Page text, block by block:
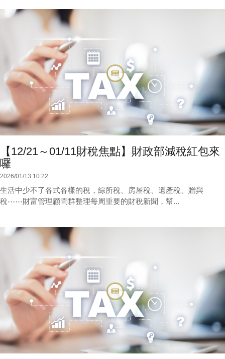
【12/21～01/11財稅焦點】財政部減稅紅包來
囉
2026/01/13 10:22
生活中少不了各式各樣的稅，綜所稅、房屋稅、遺產稅、贈與
稅⋯⋯財富管理顧問群整理每周重要的財稅新聞，幫...